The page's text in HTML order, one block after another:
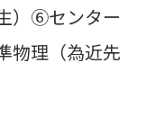
）⑥センター
物理（為近先